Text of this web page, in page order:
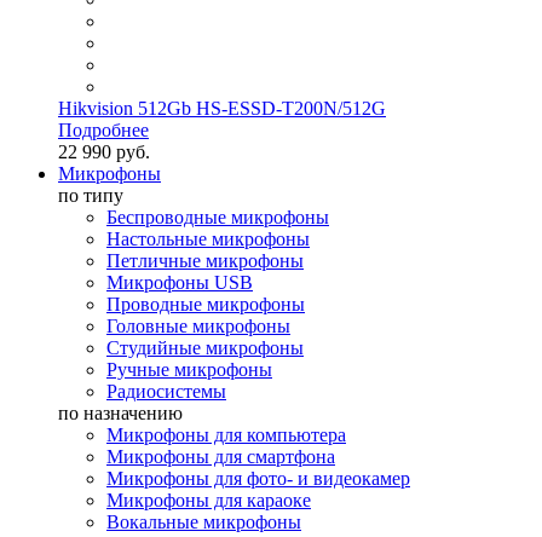
Hikvision 512Gb HS-ESSD-T200N/512G
Подробнее
22 990 руб.
Микрофоны
по типу
Беспроводные микрофоны
Настольные микрофоны
Петличные микрофоны
Микрофоны USB
Проводные микрофоны
Головные микрофоны
Студийные микрофоны
Ручные микрофоны
Радиосистемы
по назначению
Микрофоны для компьютера
Микрофоны для смартфона
Микрофоны для фото- и видеокамер
Микрофоны для караоке
Вокальные микрофоны